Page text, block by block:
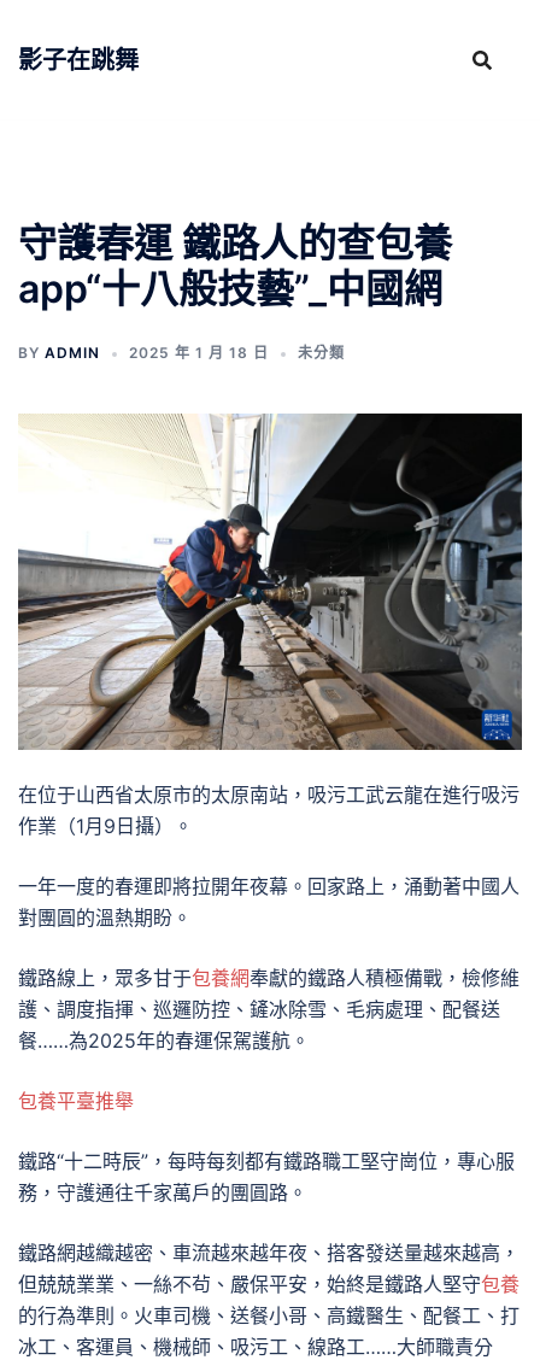
影子在跳舞
守護春運 鐵路人的查包養
app“十八般技藝”_中國網
BY ADMIN 2025 年 1 月 18 日 未分類
在位于山西省太原市的太原南站，吸污工武云龍在進行吸污
作業（1月9日攝）。
一年一度的春運即將拉開年夜幕。回家路上，涌動著中國人
對團圓的溫熱期盼。
鐵路線上，眾多甘于包養網奉獻的鐵路人積極備戰，檢修維
護、調度指揮、巡邏防控、鏟冰除雪、毛病處理、配餐送
餐……為2025年的春運保駕護航。
包養平臺推舉
鐵路“十二時辰”，每時每刻都有鐵路職工堅守崗位，專心服
務，守護通往千家萬戶的團圓路。
鐵路網越織越密、車流越來越年夜、搭客發送量越來越高，
但兢兢業業、一絲不茍、嚴保平安，始終是鐵路人堅守包養
的行為準則。火車司機、送餐小哥、高鐵醫生、配餐工、打
冰工、客運員、機械師、吸污工、線路工……大師職責分